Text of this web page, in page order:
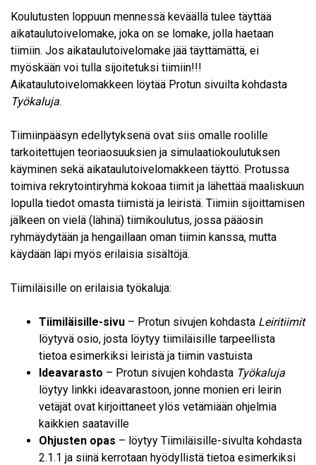
Koulutusten loppuun mennessä keväällä tulee täyttää
aikataulutoivelomake, joka on se lomake, jolla haetaan
tiimiin. Jos aikataulutoivelomake jää täyttämättä, ei
myöskään voi tulla sijoitetuksi tiimiin!!!
Aikataulutoivelomakkeen löytää Protun sivuilta kohdasta
Työkaluja.
Tiimiinpääsyn edellytyksenä ovat siis omalle roolille
tarkoitettujen teoriaosuuksien ja simulaatiokoulutuksen
käyminen sekä aikataulutoivelomakkeen täyttö. Protussa
toimiva rekrytointiryhmä kokoaa tiimit ja lähettää maaliskuun
lopulla tiedot omasta tiimistä ja leiristä. Tiimiin sijoittamisen
jälkeen on vielä (lähinä) tiimikoulutus, jossa pääosin
ryhmäydytään ja hengaillaan oman tiimin kanssa, mutta
käydään läpi myös erilaisia sisältöjä.
Tiimiläisille on erilaisia työkaluja:
Tiimiläisille-sivu – Protun sivujen kohdasta Leiritiimit
löytyvä osio, josta löytyy tiimiläisille tarpeellista
tietoa esimerkiksi leiristä ja tiimin vastuista
Ideavarasto – Protun sivujen kohdasta Työkaluja
löytyy linkki ideavarastoon, jonne monien eri leirin
vetäjät ovat kirjoittaneet ylös vetämiään ohjelmia
kaikkien saataville
Ohjusten opas – löytyy Tiimiläisille-sivulta kohdasta
2.1.1 ja siinä kerrotaan hyödyllistä tietoa esimerkiksi